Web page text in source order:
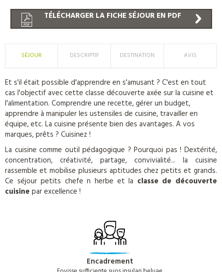
TÉLÉCHARGER LA FICHE SÉJOUR EN PDF
SÉJOUR DESCRIPTIF DESTINATION AVIS
Et s'il était possible d'apprendre en s'amusant ? C'est en tout
cas l'objectif avec cette classe découverte axée sur la cuisine et
l'alimentation. Comprendre une recette, gérer un budget,
apprendre à manipuler les ustensiles de cuisine, travailler en
équipe, etc. La cuisine présente bien des avantages. A vos
marques, prêts ? Cuisinez !
La cuisine comme outil pédagogique ? Pourquoi pas ! Dextérité,
concentration, créativité, partage, convivialité... la cuisine
rassemble et mobilise plusieurs aptitudes chez petits et grands.
Ce séjour petits chefe n herbe et la classe de découverte
cuisine par excellence !
Encadrement